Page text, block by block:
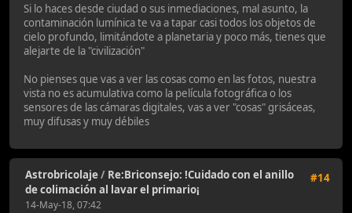
Si lo haces desde ciudad o sus inmediaciones, mal asunto, la
contaminación lumínica te va a tapar casi todos los objetos de
cielo profundo, limitándote a planetaria y poco más, tienes que
alejarte de la "civilización"
No pienses que vas a ver las cosas como en las fotos, nuestra
vista no es acumulativa como la película fotográfica o los
sensores de las cámaras digitales, vas a ver "cosas" grisáceas,
muy difusas y muy débiles
#14
Astrobricolaje/ Re:Briconsejo: !Cuidado con el anillo
de colimación al lavar el primario¡
14-May-18, 07:42